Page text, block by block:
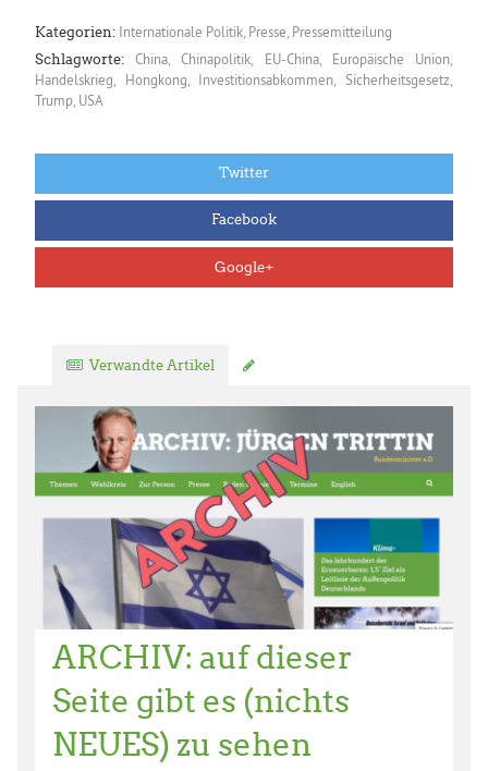
Kategorien: Internationale Politik Presse Pressemitteilung
Schlagworte: China,Chinapolitik, EU-China, Europäische Union,
Handelskrieg, Hongkong, Investitionsabkommen, Sicherheitsgesetz,
Trump, USA
Twitter
Facebook
Google+
Verwandte Artikel
ARCHIV: auf dieser
Seite gibt es (nichts
NEUES) zu sehen